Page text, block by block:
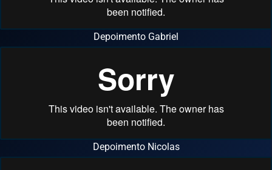
Depoimento Gabriel
Depoimento Nicolas